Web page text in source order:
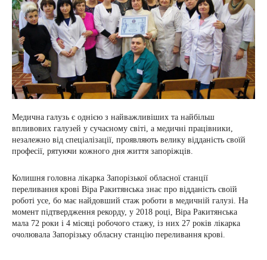
Медична галузь є однією з найважливіших та найбільш
впливових галузей у сучасному світі, а медичні працівники,
незалежно від спеціалізації, проявляють велику відданість своїй
професії, рятуючи кожного дня життя запоріжців.
Колишня головна лікарка Запорізької обласної станції
переливання крові Віра Ракитянська знає про відданість своїй
роботі усе, бо має найдовший стаж роботи в медичній галузі. На
момент підтвердження рекорду, у 2018 році, Віра Ракитянська
мала 72 роки і 4 місяці робочого стажу, із них 27 років лікарка
очолювала Запорізьку обласну станцію переливання крові.